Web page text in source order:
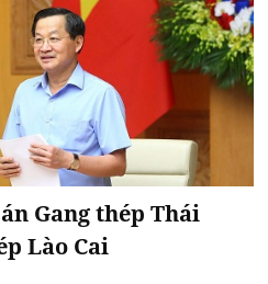
Gang thép Thái
Lào Cai